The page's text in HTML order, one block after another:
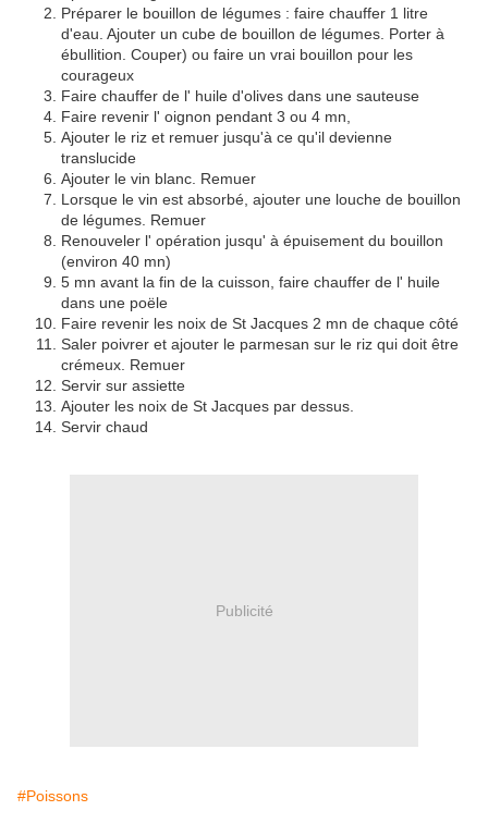
Préparer le bouillon de légumes : faire chauffer 1 litre
d'eau. Ajouter un cube de bouillon de légumes. Porter à
ébullition. Couper) ou faire un vrai bouillon pour les
courageux
Faire chauffer de l' huile d'olives dans une sauteuse
Faire revenir l' oignon pendant 3 ou 4 mn,
Ajouter le riz et remuer jusqu'à ce qu'il devienne
translucide
Ajouter le vin blanc. Remuer
Lorsque le vin est absorbé, ajouter une louche de bouillon
de légumes. Remuer
Renouveler l' opération jusqu' à épuisement du bouillon
(environ 40 mn)
5 mn avant la fin de la cuisson, faire chauffer de l' huile
dans une poële
Faire revenir les noix de St Jacques 2 mn de chaque côté
Saler poivrer et ajouter le parmesan sur le riz qui doit être
crémeux. Remuer
Servir sur assiette
Ajouter les noix de St Jacques par dessus.
Servir chaud
Publicité
#Poissons